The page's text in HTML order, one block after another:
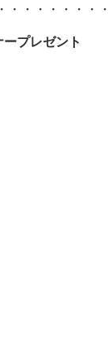
・・・・・・・
プレゼント